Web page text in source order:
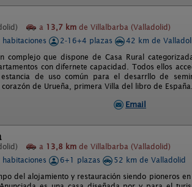
a 13,7 km de Villalbarba (Valladolid)
2-16+4 plazas
42 km de
complejo que dispone de Casa Rural
con difernete capacidad. Todos ellos
de uso común para el desarrllo de
de Urueña, primera Villa del libro de España.
Email
a 13,8 km de Villalbarba (Valladolid)
6+1 plazas
52 km de Valladolid
del alojamiento y restauración siendo pioneros